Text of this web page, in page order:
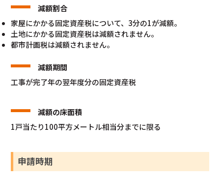
減額割合
家屋にかかる固定資産税について、3分の1が減額。
土地にかかる固定資産税は減額されません。
都市計画税は減額されません。
減額期間
工事が完了年の翌年度分の固定資産税
減額の床面積
1戸当たり100平方メートル相当分までに限る
申請時期